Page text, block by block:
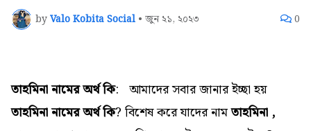
byValo Kobita Social • জুন ২১, ২০২৩ 0
তাহমিনা নামের অর্থ কি: আমাদের সবার জানার ইচ্ছা হয়
তাহমিনা নামের অর্থ কি? বিশেষ করে যাদের নামতাহমিনা ,